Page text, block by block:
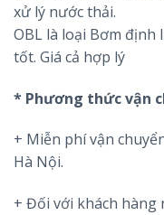
xử lý nước thải.
OBL là loại Bơm
tốt. Giá cả hợp lý
* Phương thức vận
+ Miễn phí vận
Hà Nội.
+ Đối với khách hàng